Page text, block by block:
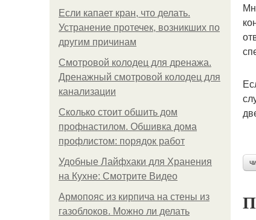
Если капает кран, что делать.
Устранение протечек, возникших по
другим причинам
Смотровой колодец для дренажа.
Дренажный смотровой колодец для
канализации
Сколько стоит обшить дом
профнастилом. Обшивка дома
профлистом: порядок работ
Удобные Лайфхаки для Хранения
на Кухне: Смотрите Видео
Армопояс из кирпича на стены из
газоблоков. Можно ли делать